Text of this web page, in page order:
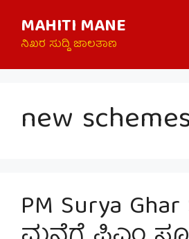
content
MAHITI MANE
ನಿಖರ ಸುದ್ದಿ ಜಾಲತಾಣ
new
PM Surya